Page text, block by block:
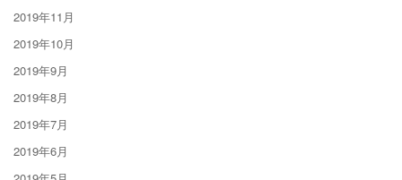
2019年11月
2019年10月
2019年9月
2019年8月
2019年7月
2019年6月